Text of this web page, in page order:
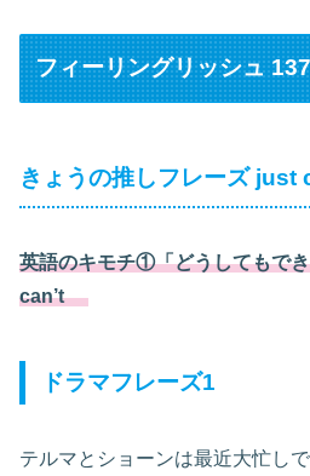
フィーリングリッシュ
きょうの推しフレーズ just
英語のキモチ①「どうしてもで
can’t
ドラマフレーズ1
テルマとショーンは最近大忙し